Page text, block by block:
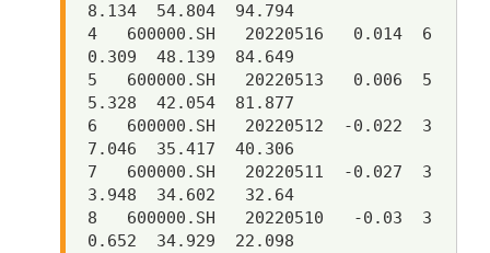
8.134  54.804  94.794
4   600000.SH   20220516   0.014  6
0.309  48.139  84.649
5   600000.SH   20220513   0.006  5
5.328  42.054  81.877
6   600000.SH   20220512  -0.022  3
7.046  35.417  40.306
7   600000.SH   20220511  -0.027  3
3.948  34.602   32.64
8   600000.SH   20220510   -0.03  3
0.652  34.929  22.098